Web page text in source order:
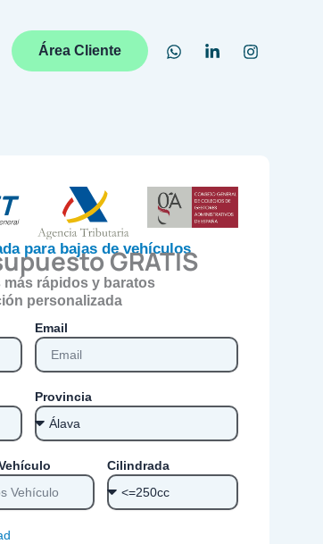
Área Cliente
para bajas de vehículos
GRATIS
más rápidos y baratos
personalizada
Email
Provincia
Cilindrada